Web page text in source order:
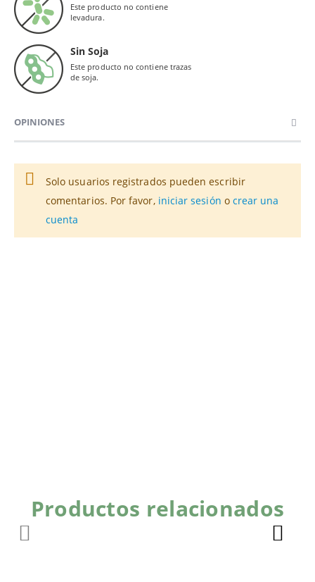
Este producto no contiene
levadura.
Sin Soja
Este producto no contiene trazas
de soja.
OPINIONES
Solo usuarios registrados pueden escribir
comentarios. Por favor, iniciar sesión o crear una
cuenta
Productos relacionados